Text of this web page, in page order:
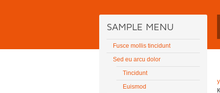
SAMPLE MENU
Fusce mollis tincidunt
Sed eu arcu dolor
Tincidunt
Euismod